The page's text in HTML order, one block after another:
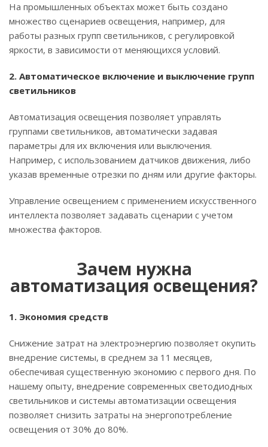
На промышленных объектах может быть создано
множество сценариев освещения, например, для
работы разных групп светильников, с регулировкой
яркости, в зависимости от меняющихся условий.
2. Автоматическое включение и выключение групп
светильников
Автоматизация освещения позволяет управлять
группами светильников, автоматически задавая
параметры для их включения или выключения.
Например, с использованием датчиков движения, либо
указав временные отрезки по дням или другие факторы.
Управление освещением с применением искусственного
интеллекта позволяет задавать сценарии с учетом
множества факторов.
Зачем нужна
автоматизация освещения?
1. Экономия средств
Снижение затрат на электроэнергию позволяет окупить
внедрение системы, в среднем за 11 месяцев,
обеспечивая существенную экономию с первого дня. По
нашему опыту, внедрение современных светодиодных
светильников и системы автоматизации освещения
позволяет снизить затраты на энергопотребление
освещения от 30% до 80%.